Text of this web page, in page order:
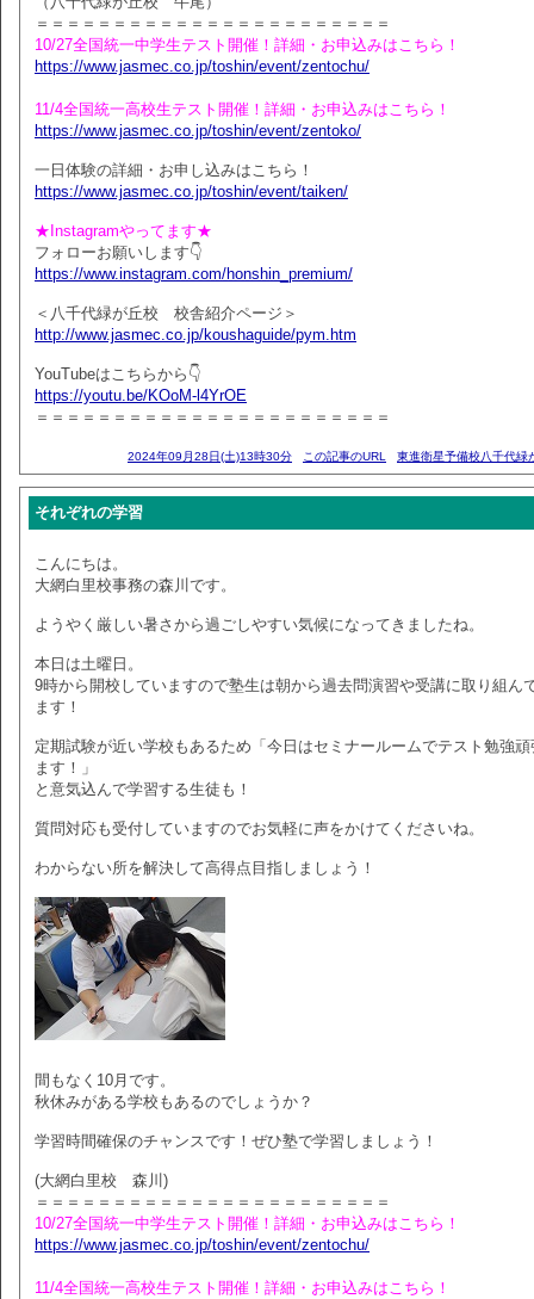
＝＝＝＝＝＝＝＝＝＝＝＝＝＝＝＝＝＝＝＝＝＝＝
10/27全国統一中学生テスト開催！詳細・お申込みはこちら！
https://www.jasmec.co.jp/toshin/event/zentochu/
11/4全国統一高校生テスト開催！詳細・お申込みはこちら！
https://www.jasmec.co.jp/toshin/event/zentoko/
一日体験の詳細・お申し込みはこちら！
https://www.jasmec.co.jp/toshin/event/taiken/
★Instagramやってます★
フォローお願いします👇
https://www.instagram.com/honshin_premium/
＜八千代緑が丘校 校舎紹介ページ＞
http://www.jasmec.co.jp/koushaguide/pym.htm
YouTubeはこちらから👇
https://youtu.be/KOoM-l4YrOE
＝＝＝＝＝＝＝＝＝＝＝＝＝＝＝＝＝＝＝＝＝＝＝
2024年09月28日(土)13時30分 この記事のURL 東進衛星予備校八千代緑
それぞれの学習
こんにちは。
大網白里校事務の森川です。
ようやく厳しい暑さから過ごしやすい気候になってきましたね。
本日は土曜日。
9時から開校していますので塾生は朝から過去問演習や受講に取り組ん
ます！
定期試験が近い学校もあるため「今日はセミナールームでテスト勉強頑
ます！」
と意気込んで学習する生徒も！
質問対応も受付していますのでお気軽に声をかけてくださいね。
わからない所を解決して高得点目指しましょう！
間もなく10月です。
秋休みがある学校もあるのでしょうか？
学習時間確保のチャンスです！ぜひ塾で学習しましょう！
(大網白里校 森川)
＝＝＝＝＝＝＝＝＝＝＝＝＝＝＝＝＝＝＝＝＝＝＝
10/27全国統一中学生テスト開催！詳細・お申込みはこちら！
https://www.jasmec.co.jp/toshin/event/zentochu/
11/4全国統一高校生テスト開催！詳細・お申込みはこちら！